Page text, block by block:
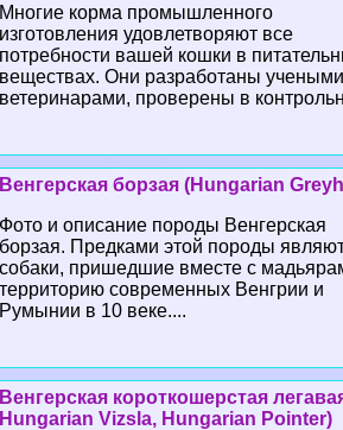
Многие корма промышленного
изготовления удовлетворяют все
потребности вашей кошки в
веществах. Они разработаны
ветеринарами, проверены в
Венгерская борзая (Hungarian
Фото и описание породы Венгерская
борзая. Предками этой породы
собаки, пришедшие вместе с
территорию современных Венгрии и
Румынии в 10 веке....
Венгерская короткошерстая
Hungarian Vizsla, Hungarian Pointer)